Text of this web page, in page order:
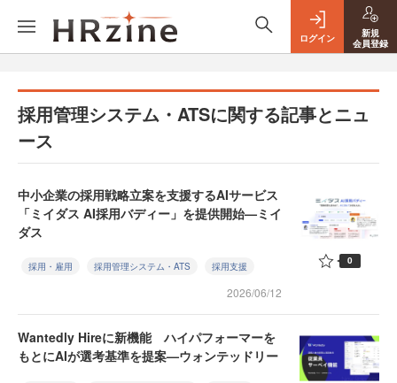
ログイン
新規
会員登録
採用管理システム・ATSに関する記事とニュ
ース
中小企業の採用戦略立案を支援するAIサービス
「ミイダス AI採用バディー」を提供開始—ミイ
ダス
採用・雇用 採用管理システム・ATS 採用支援
2026/06/12
0
Wantedly Hireに新機能 ハイパフォーマーを
もとにAIが選考基準を提案—ウォンテッドリー